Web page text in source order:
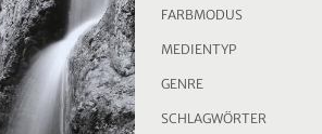
FARBMODUS
MEDIENTYP
GENRE
SCHLAGWÖRTER